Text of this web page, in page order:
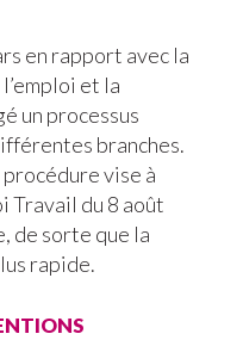
en rapport avec la
et la
un processus
branches.
vise à
du 8 août
de sorte que la
rapide.